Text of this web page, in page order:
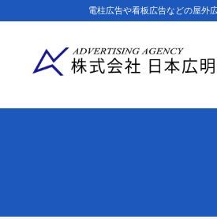
電柱広告や看板広告などの屋外